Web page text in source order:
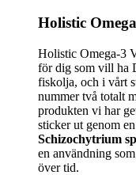
Holistic
Holistic Omega-3
för dig som vill ha
fiskolja, och i vårt
nummer två totalt
produkten vi har
sticker ut genom
Schizochytrium
en användning
över tid.